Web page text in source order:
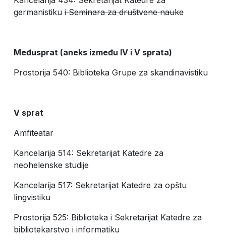
germanistikui Seminara za društvene nauke
Međusprat (aneks između IVi Vsprata)
Prostorija 540: Biblioteka Grupe za skandinavistiku
Vsprat
Amfiteatar
Kancelarija 514: Sekretarijat Katedre za
neohelenske studije
Kancelarija 517: Sekretarijat Katedre za opštu
lingvistiku
Prostorija 525: Biblioteka i Sekretarijat Katedre za
bibliotekarstvo i informatiku